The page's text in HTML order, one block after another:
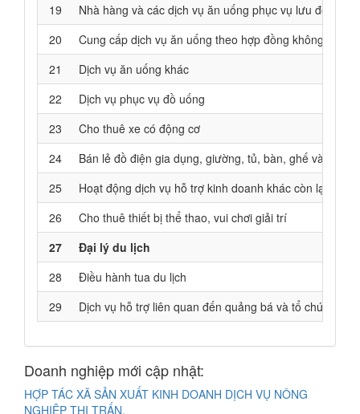
19
Nhà hàng và các dịch vụ ăn uống phục vụ lưu động
20
Cung cấp dịch vụ ăn uống theo hợp đồng không
21
Dịch vụ ăn uống khác
22
Dịch vụ phục vụ đồ uống
23
Cho thuê xe có động cơ
24
Bán lẻ đồ điện gia dụng, giường, tủ, bàn, ghế và đồ
25
Hoạt động dịch vụ hỗ trợ kinh doanh khác còn lại
26
Cho thuê thiết bị thể thao, vui chơi giải trí
27
Đại lý du lịch
28
Điều hành tua du lịch
29
Dịch vụ hỗ trợ liên quan đến quảng bá và tổ chức tua
Doanh nghiệp mới cập nhật:
HỢP TÁC XÃ SẢN XUẤT KINH DOANH DỊCH VỤ NÔNG
NGHIỆP THỊ TRẤN.